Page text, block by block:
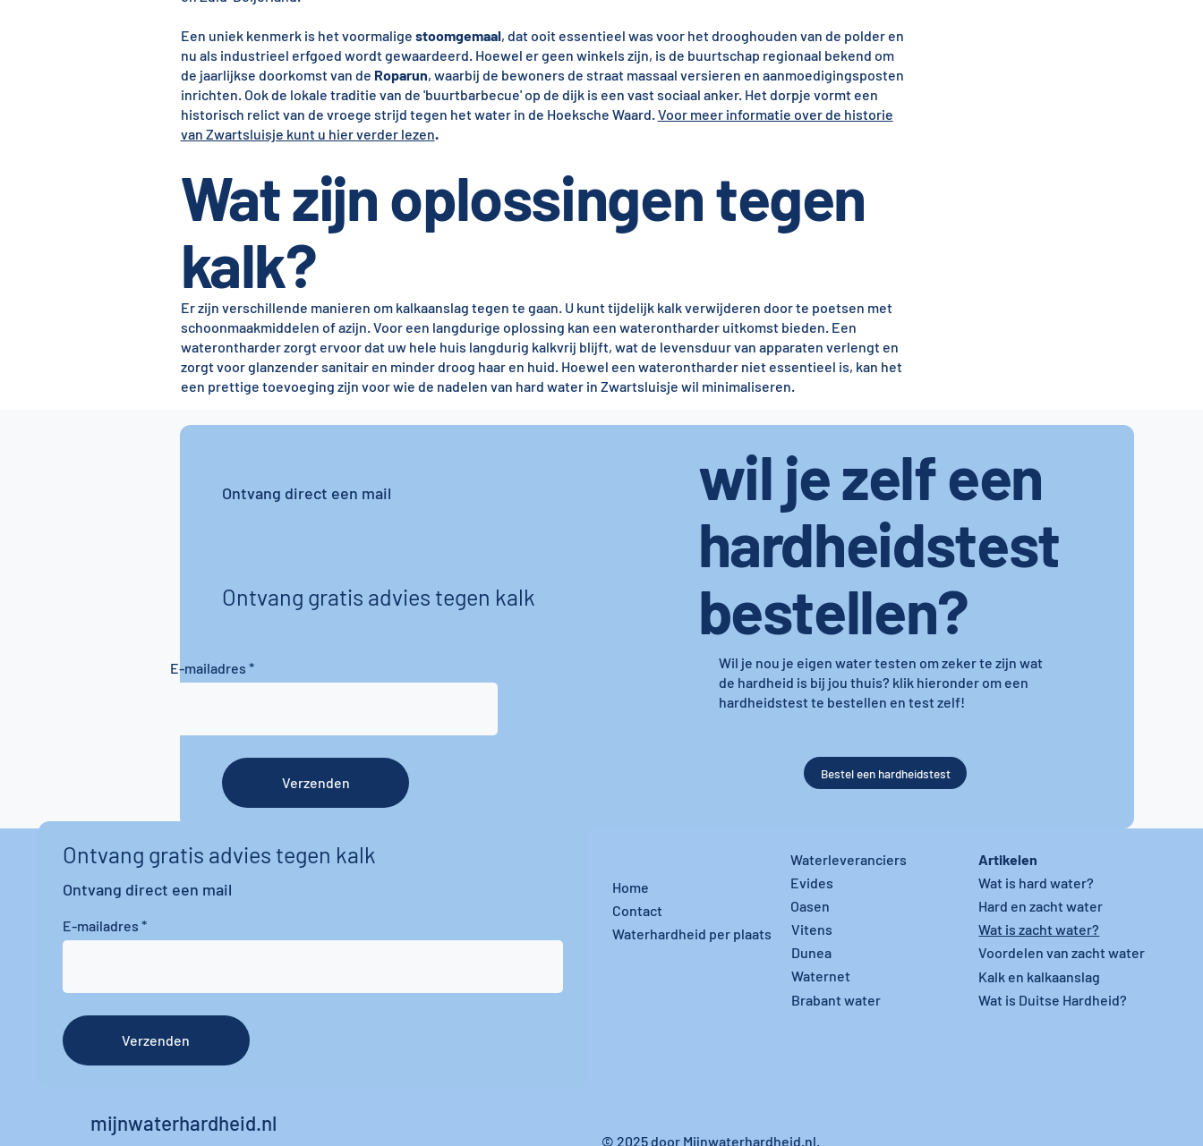
Een uniek kenmerk is het voormalige stoomgemaal, dat ooit essentieel was voor het drooghouden van de polder en
nu als industrieel erfgoed wordt gewaardeerd. Hoewel er geen winkels zijn, is de buurtschap regionaal bekend om
de jaarlijkse doorkomst van de Roparun, waarbij de bewoners de straat massaal versieren en aanmoedigingsposten
inrichten. Ook de lokale traditie van de 'buurtbarbecue' op de dijk is een vast sociaal anker. Het dorpje vormt een
historisch relict van de vroege strijd tegen het water in de Hoeksche Waard.Voor meer informatie over de historie
van Zwartsluisje kunt u hier verder lezen.
Wat zijn oplossingen tegen
kalk?
Er zijn verschillende manieren om kalkaanslag tegen te gaan. U kunt tijdelijk kalk verwijderen door te poetsen met
schoonmaakmiddelen of azijn. Voor een langdurige oplossing kan een waterontharder uitkomst bieden. Een
waterontharder zorgt ervoor dat uw hele huis langdurig kalkvrij blijft, wat de levensduur van apparaten verlengt en
zorgt voor glanzender sanitair en minder droog haar en huid. Hoewel een waterontharder niet essentieel is, kan het
een prettige toevoeging zijn voor wie de nadelen van hard water in Zwartsluisje wil minimaliseren.
Ontvang gratis advies tegen kalk
Ontvang direct een mail
wil je zelf een
hardheidstest
bestellen?
E-mailadres
Wil je nou je eigen water testen om zeker te zijn wat
de hardheid is bij jou thuis? klik hieronder om een
hardheidstest te bestellen en test zelf!
Verzenden
Bestel een hardheidstest
Ontvang gratis advies tegen kalk
Ontvang direct een mail
E-mailadres
Verzenden
mijnwaterhardheid.nl
Home
Contact
Waterhardheid per plaats
Waterleveranciers
Evides
Oasen
Vitens
Dunea
Waternet
Brabant water
Artikelen
Wat is hard water?
Hard en zacht water
Wat is zacht water?
Voordelen van zacht water
Kalk en kalkaanslag
Wat is Duitse Hardheid?
© 2025 door Mijnwaterhardheid.nl.